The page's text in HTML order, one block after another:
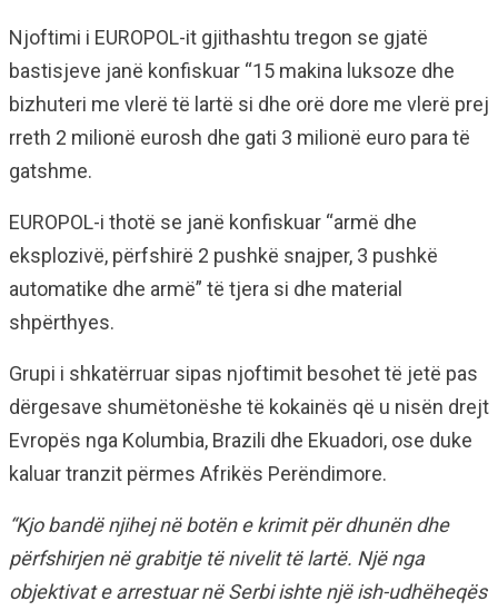
Njoftimi i EUROPOL-it gjithashtu tregon se gjatë
bastisjeve janë konfiskuar “15 makina luksoze dhe
bizhuteri me vlerë të lartë si dhe orë dore me vlerë prej
rreth 2 milionë eurosh dhe gati 3 milionë euro para të
gatshme.
EUROPOL-i thotë se janë konfiskuar “armë dhe
eksplozivë, përfshirë 2 pushkë snajper, 3 pushkë
automatike dhe armë” të tjera si dhe material
shpërthyes.
Grupi i shkatërruar sipas njoftimit besohet të jetë pas
dërgesave shumëtonëshe të kokainës që u nisën drejt
Evropës nga Kolumbia, Brazili dhe Ekuadori, ose duke
kaluar tranzit përmes Afrikës Perëndimore.
“Kjo bandë njihej në botën e krimit për dhunën dhe
përfshirjen në grabitje të nivelit të lartë. Një nga
objektivat e arrestuar në Serbi ishte një ish-udhëheqës